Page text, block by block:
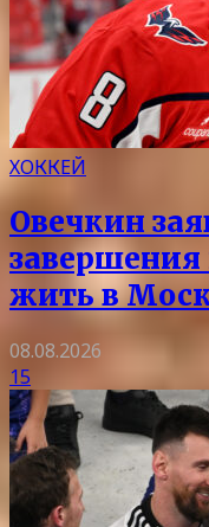
ХОККЕЙ
Овечкин
завершения
жить в
08.08.2026
15